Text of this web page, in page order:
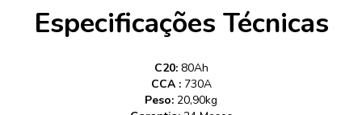
Especificações Técnicas
C20:80Ah
CCA :730A
Peso: 20,90kg